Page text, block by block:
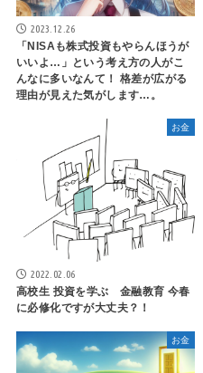
2023.12.26
「NISAも株式投資もやらんほうが
いいよ…」という考え方の人がこ
んなに多いなんて！ 格差が広がる
理由が見えた気がします…。
お金
2022.02.06
高校生 投資を学ぶ 金融教育 今春
に必修化ですが大丈夫？！
お金